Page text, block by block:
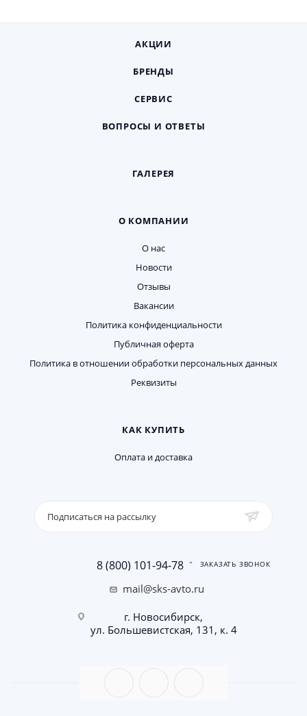
АКЦИИ
БРЕНДЫ
СЕРВИС
ВОПРОСЫ И ОТВЕТЫ
ГАЛЕРЕЯ
О КОМПАНИИ
О нас
Новости
Отзывы
Вакансии
Политика конфиденциальности
Публичная оферта
Политика в отношении обработки персональных данных
Реквизиты
КАК КУПИТЬ
Оплата и доставка
Подписаться на рассылку
8 (800) 101-94-78 ЗАКАЗАТЬ ЗВОНОК
mail@sks-avto.ru
г. Новосибирск,
ул. Большевистская, 131, к. 4